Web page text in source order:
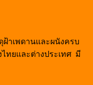
าเพดานและผนังครบ
ทยและต่างประเทศ มี